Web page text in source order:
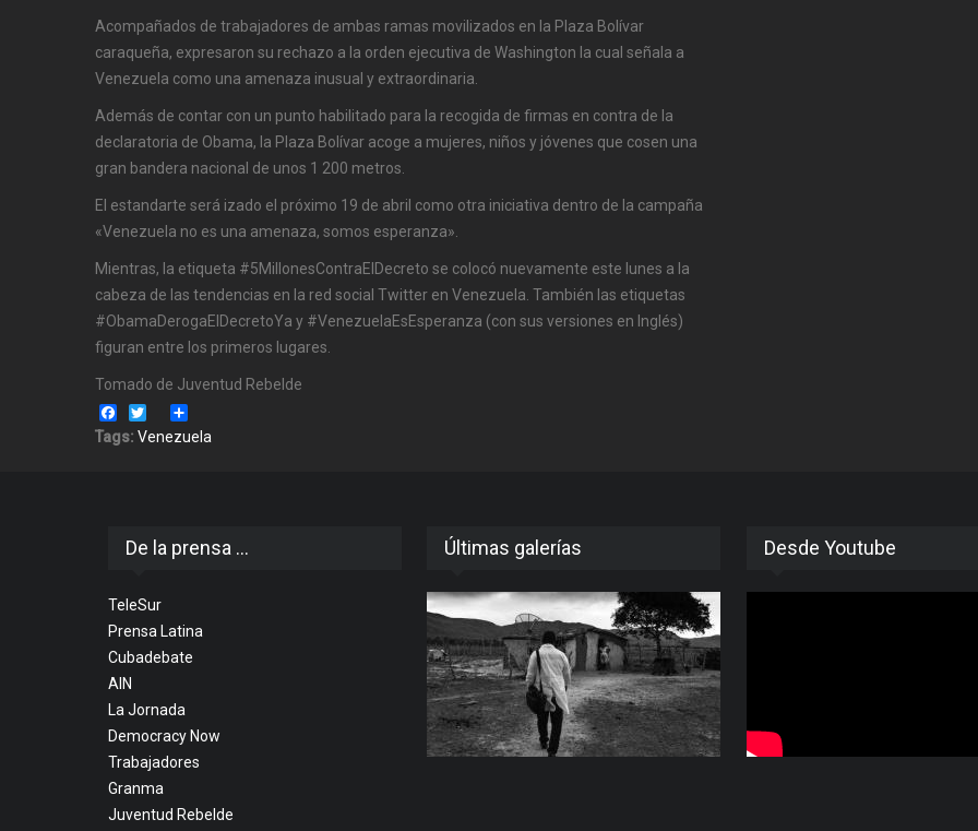
Acompañados de trabajadores de ambas ramas movilizados en la Plaza Bolívar
caraqueña, expresaron su rechazo a la orden ejecutiva de Washington la cual señala a
Venezuela como una amenaza inusual y extraordinaria.
Además de contar con un punto habilitado para la recogida de firmas en contra de la
declaratoria de Obama, la Plaza Bolívar acoge a mujeres, niños y jóvenes que cosen una
gran bandera nacional de unos 1 200 metros.
El estandarte será izado el próximo 19 de abril como otra iniciativa dentro de la campaña
«Venezuela no es una amenaza, somos esperanza».
Mientras, la etiqueta #5MillonesContraElDecreto se colocó nuevamente este lunes a la
cabeza de las tendencias en la red social Twitter en Venezuela. También las etiquetas
#ObamaDerogaElDecretoYa y #VenezuelaEsEsperanza (con sus versiones en Inglés)
figuran entre los primeros lugares.
Tomado de Juventud Rebelde
Facebook
Twitter
Tags: Venezuela
De la prensa ...
TeleSur
Prensa Latina
Cubadebate
AIN
La Jornada
Democracy Now
Trabajadores
Granma
Juventud Rebelde
Últimas galerías Desde Youtube